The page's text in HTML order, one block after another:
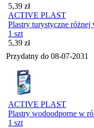
Cena
5,39 zł
ACTIVE PLAST
Plastry turystyczne różnej
1 szt
Cena
5,39 zł
Przydatny do 08-07-2031
ACTIVE PLAST
Plastry wodoodporne w
1 szt